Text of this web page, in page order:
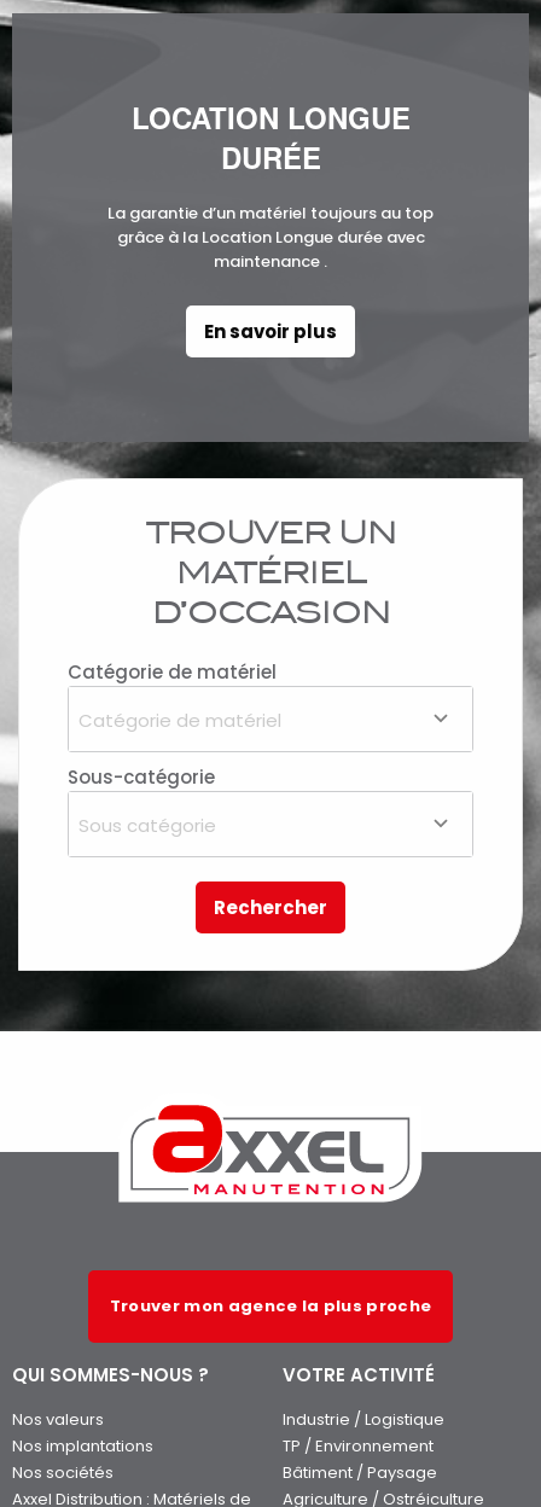
LOCATION LONGUE
DURÉE
La garantie d’un matériel toujours au top
grâce à la Location Longue durée avec
maintenance .
En savoir plus
TROUVER UN
MATÉRIEL
D’OCCASION
Catégorie de matériel
Catégorie de matériel
Sous-catégorie
Sous catégorie
Rechercher
Trouver mon agence la plus proche
QUI SOMMES-NOUS ?
Nos valeurs
Nos implantations
Nos sociétés
Axxel Distribution : Matériels de
VOTRE ACTIVITÉ
Industrie / Logistique
TP / Environnement
Bâtiment / Paysage
Agriculture / Ostréiculture